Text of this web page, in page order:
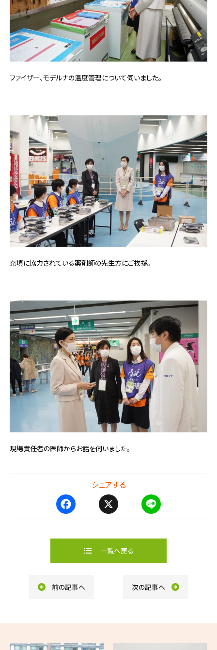
ファイザー、モデルナの温度管理について伺いました。
充填に協力されている薬剤師の先生方にご挨拶。
現場責任者の医師からお話を伺いました。
シェアする
e
o
e
一覧へ戻る
前の記事へ 次の記事へ